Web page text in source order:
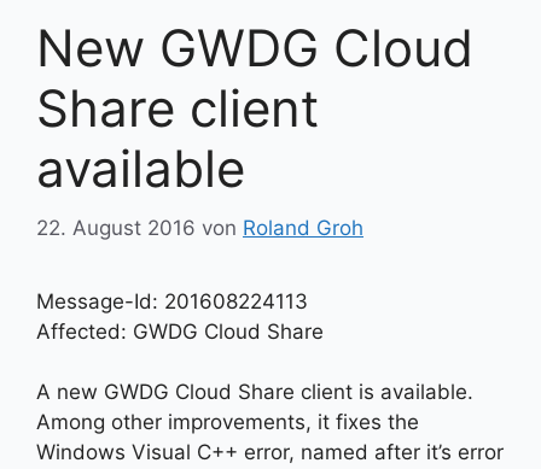
New GWDG Cloud
Share client
available
22. August 2016 von Roland Groh
Message-Id: 201608224113
Affected: GWDG Cloud Share
A new GWDG Cloud Share client is available.
Among other improvements, it fixes the
Windows Visual C++ error, named after it’s error